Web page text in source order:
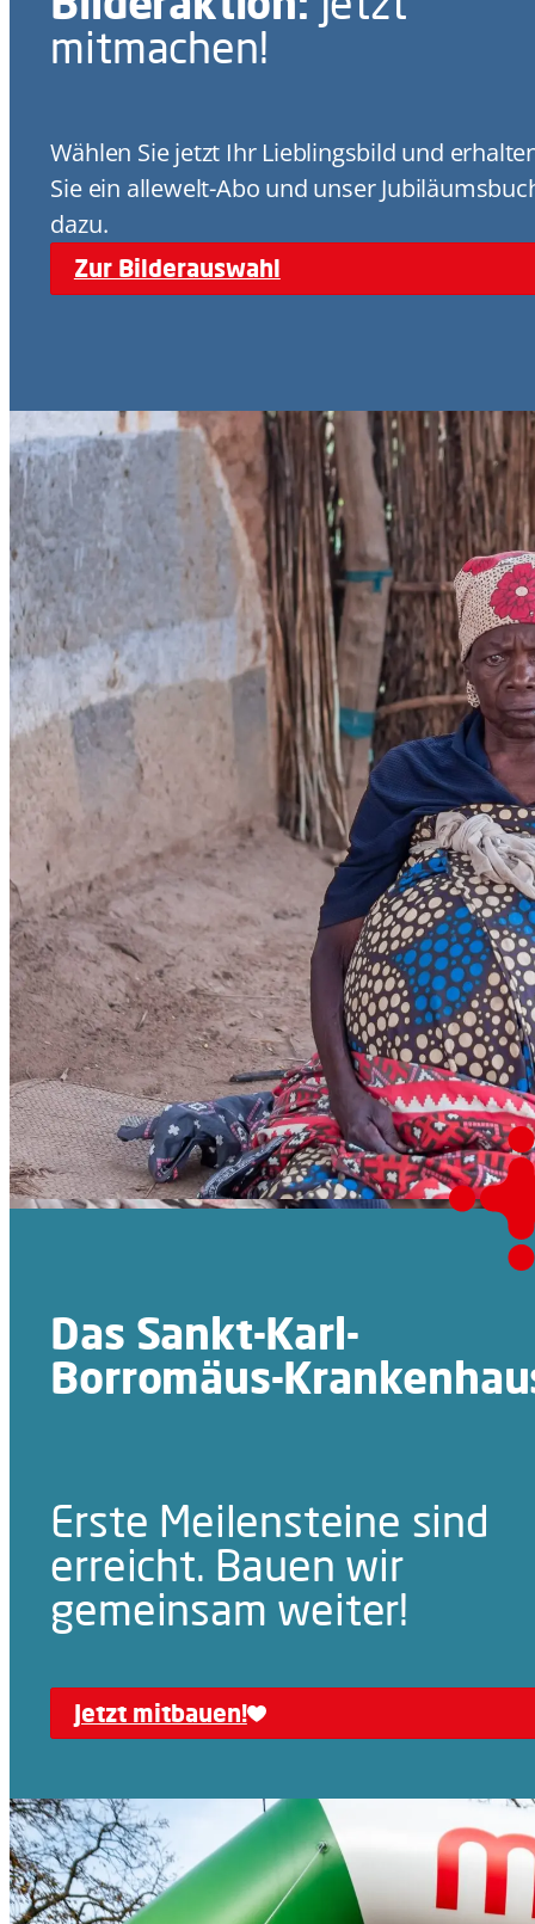
mitmachen!
Wählen Sie jetzt Ihr Lieblingsbild und
Sie ein allewelt-Abo und unser
dazu.
Zur Bilderauswahl
Das Sankt-Karl-
Borromäus-
Erste Meilensteine sind
erreicht. Bauen wir
gemeinsam weiter!
Jetzt mitbauen!